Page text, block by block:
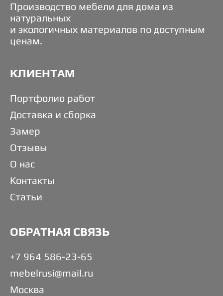
Производство мебели для дома из
натуральных
и экологичных материалов по доступным
ценам.
КЛИЕНТАМ
Портфолио работ
Доставка и сборка
Замер
Отзывы
О нас
Контакты
Статьи
ОБРАТНАЯ СВЯЗЬ
+7 964 586-23-65
mebelrusi@mail.ru
Москва